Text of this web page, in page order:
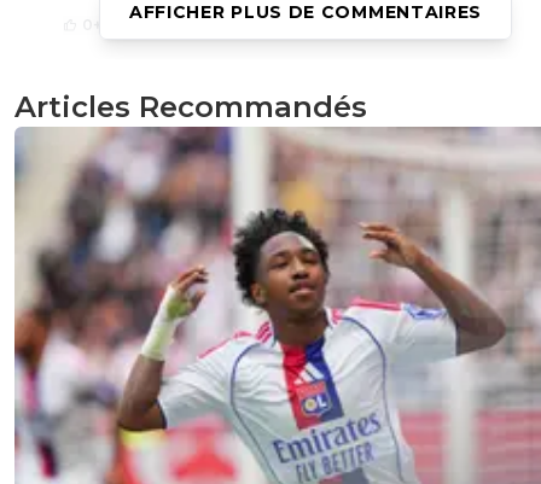
Je pense aussi qu 'on va perdre c 'est quand
une saison invaincue .. La Juve l'a fait récemment
sinon j 'ai pas de souvenir proche ..Mais je pense
est quand meme bien parti pour sauter le record
points en fin de saison ! Faudrais que Monaco ou
importe reste pas trop loin de nous l'histoire de
nos joueurs sous pression
Répondre
disqus_ND1sBkUJOW 22 novembre 2013 à 18:46 +0
Le LOSC va vous mettre la pression ...,=)
0+ Répondre
paris-est-magik 22 novembre 2013 à 19:00
AFFICHER PLUS DE COMMENTAIRES
Articles Recommandés